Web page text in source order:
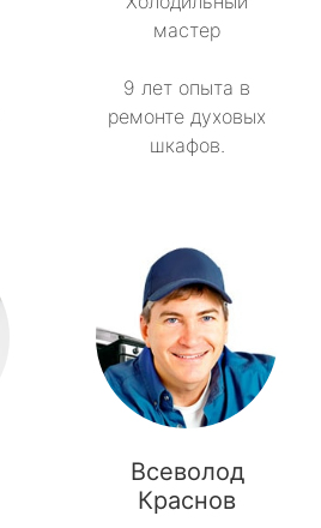
мастер
9 лет опыта в
ремонте духовых
шкафов.
Всеволод
Краснов